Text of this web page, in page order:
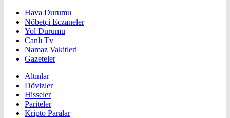
Hava Durumu
Nöbetçi Eczaneler
Yol Durumu
Canlı Tv
Namaz Vakitleri
Gazeteler
Altınlar
Dövizler
Hisseler
Pariteler
Kripto Paralar